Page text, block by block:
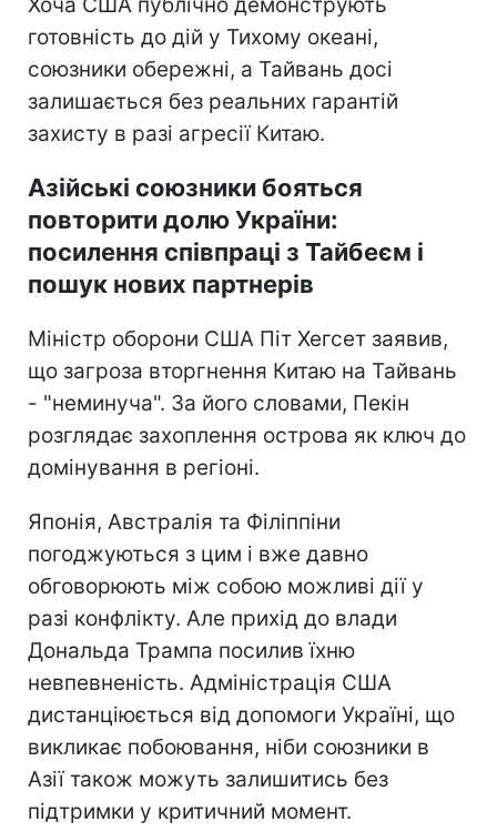
готовність до дій у Тихому океані,
союзники обережні, а Тайвань досі
залишається без реальних гарантій
захисту в разі агресії Китаю.
Азійські союзники бояться
повторити долю України:
посилення співпраці з Тайбеєм і
пошук нових партнерів
Міністр оборони США Піт Хегсет заявив,
що загроза вторгнення Китаю на Тайвань
- "неминуча". За його словами, Пекін
розглядає захоплення острова як ключ до
домінування в регіоні.
Японія, Австралія та Філіппіни
погоджуються з цим і вже давно
обговорюють між собою можливі дії у
разі конфлікту. Але прихід до влади
Дональда Трампа посилив їхню
невпевненість. Адміністрація США
дистанціюється від допомоги Україні, що
викликає побоювання, ніби союзники в
Азії також можуть залишитись без
підтримки у критичний момент.